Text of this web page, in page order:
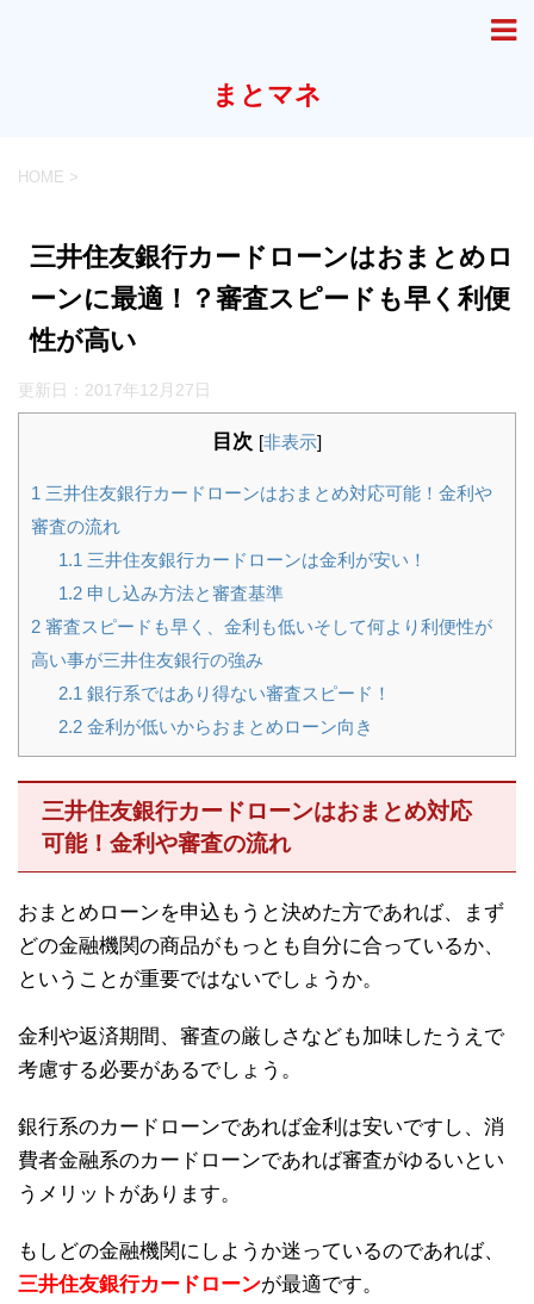
まとマネ
HOME >
三井住友銀行カードローンはおまとめロ
ーンに最適！？審査スピードも早く利便
性が高い
更新日： 2017年12月27日
目次 [非表示]
1 三井住友銀行カードローンはおまとめ対応可能！金利や
審査の流れ
1.1 三井住友銀行カードローンは金利が安い！
1.2申し込み方法と審査基準
2 審査スピードも早く、金利も低いそして何より利便性が
高い事が三井住友銀行の強み
2.1 銀行系ではあり得ない審査スピード！
2.2金利が低いからおまとめローン向き
三井住友銀行カードローンはおまとめ対応
可能！金利や審査の流れ
おまとめローンを申込もうと決めた方であれば、まず
どの金融機関の商品がもっとも自分に合っているか、
ということが重要ではないでしょうか。
金利や返済期間、審査の厳しさなども加味したうえで
考慮する必要があるでしょう。
銀行系のカードローンであれば金利は安いですし、消
費者金融系のカードローンであれば審査がゆるいとい
うメリットがあります。
もしどの金融機関にしようか迷っているのであれば、
三井住友銀行カードローンが最適です。